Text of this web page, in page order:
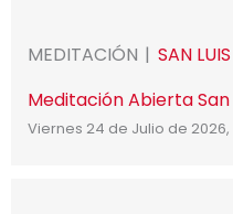
MEDITACIÓN
SAN
Meditación Abierta San
Viernes 24 de Julio de 2026,